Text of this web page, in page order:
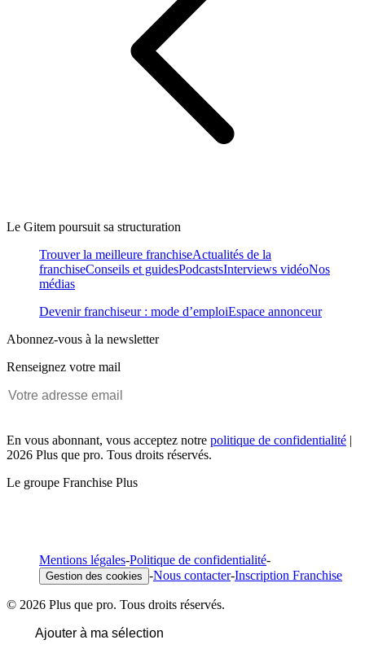
Le Gitem poursuit sa structuration
Trouver la meilleure franchiseActualités de la
franchiseConseils et guidesPodcastsInterviews vidéoNos
médias
Devenir franchiseur : mode d’emploiEspace annonceur
Abonnez-vous à la newsletter
Renseignez votre mail
En vous abonnant, vous acceptez notre politique de confidentialité |
2026 Plus que pro. Tous droits réservés.
Le groupe Franchise Plus
Mentions légales-Politique de confidentialité-
Gestion des cookies -Nous contacter-Inscription Franchise
© 2026 Plus que pro. Tous droits réservés.
Ajouter à ma sélection